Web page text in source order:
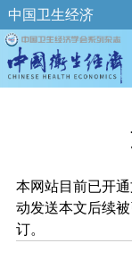
中国卫生经济
本网站目前已开
动发送本文后续
订。